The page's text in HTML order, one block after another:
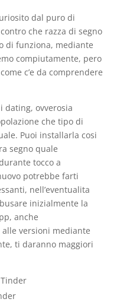
dal puro di
che razza di segno
di funziona, mediante
compiutamente, pero
c’e da comprendere
dating, ovverosia
che tipo di
Puoi installarla cosi
segno quale
tocco a
potrebbe farti
nell’eventualita
inizialmente la
anche
versioni mediante
ti daranno maggiori